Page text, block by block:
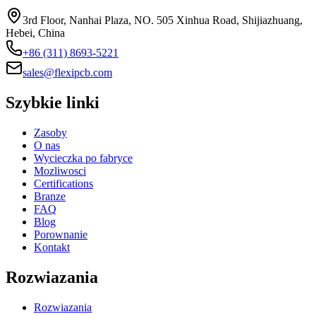
3rd Floor, Nanhai Plaza, NO. 505 Xinhua Road, Shijiazhuang,
Hebei, China
+86 (311) 8693-5221
sales@flexipcb.com
Szybkie linki
Zasoby
O nas
Wycieczka po fabryce
Mozliwosci
Certifications
Branze
FAQ
Blog
Porownanie
Kontakt
Rozwiazania
Rozwiazania